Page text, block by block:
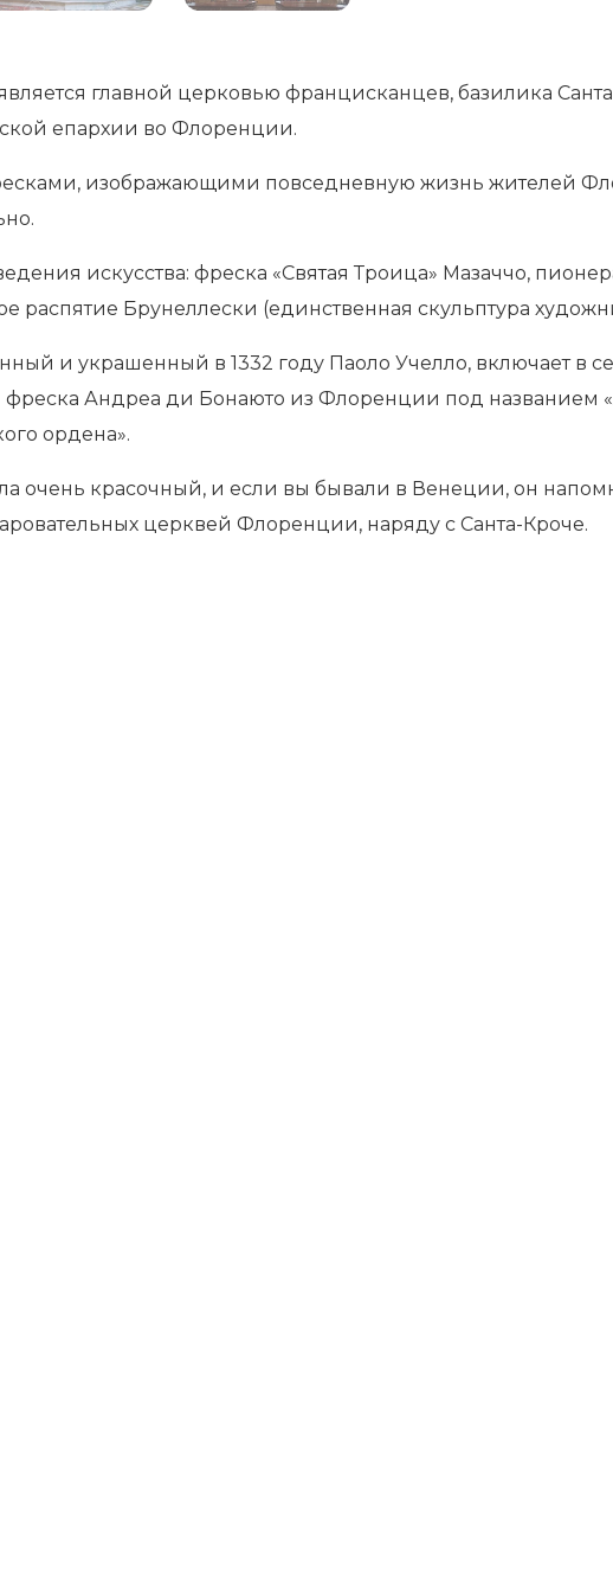
главной церковью францисканцев, базилика
епархии во Флоренции.
изображающими повседневную жизнь жителей
искусства: фреска «Святая Троица» Мазаччо,
Брунеллески (единственная скульптура
и украшенный в 1332 году Паоло Учелло, включает в
фреска Андреа ди Бонаюто из Флоренции под названием
ордена».
очень красочный, и если вы бывали в Венеции, он
церквей Флоренции, наряду с Санта-Кроче.